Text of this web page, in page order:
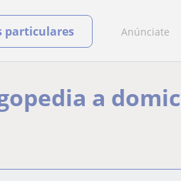
Anúnciate
particulares
a